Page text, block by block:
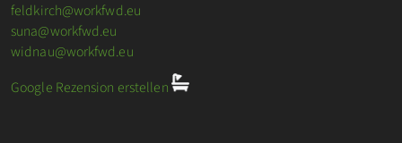
feldkirch@workfwd.eu
suna@workfwd.eu
widnau@workfwd.eu
Google Rezension erstellen